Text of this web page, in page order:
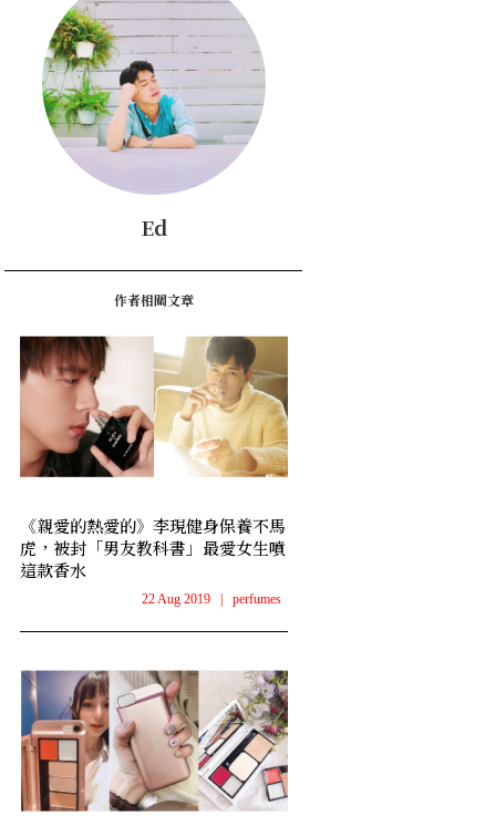
Ed
作者相關文章
《親愛的熱愛的》李現健身保養不馬
虎，被封「男友教科書」最愛女生噴
這款香水
22 Aug 2019 | perfumes